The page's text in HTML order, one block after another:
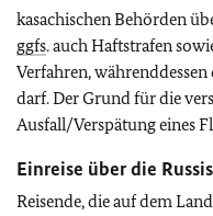
kasachischen Behörden
ggfs. auch Haftstrafen
Verfahren,
darf. Der Grund für die
Ausfall/Verspätung eines
Einreise über die
Reisende, die auf dem